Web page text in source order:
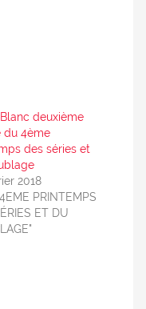
deuxième
du 4ème
des séries et
2018
PRINTEMPS
ET DU